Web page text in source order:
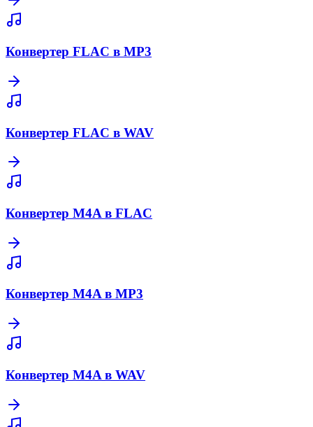
Конвертер FLAC в MP3
Конвертер FLAC в WAV
Конвертер M4A в FLAC
Конвертер M4A в MP3
Конвертер M4A в WAV